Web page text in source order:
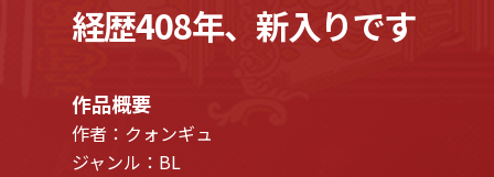
経歴408年、新入りです
作品概要
作者：クォンギュ
ジャンル：BL